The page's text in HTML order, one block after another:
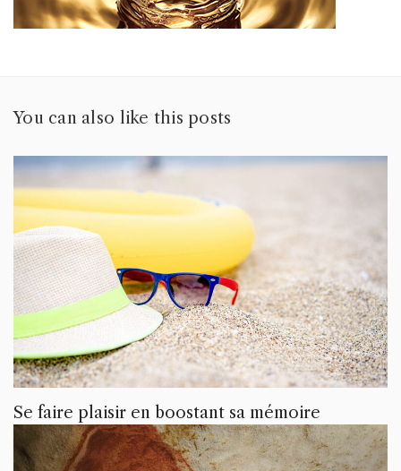
You can also like this posts
Se faire plaisir en boostant sa mémoire